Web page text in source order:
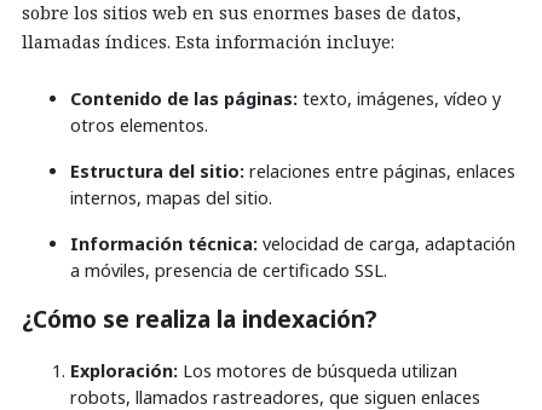
sobre los sitios web en sus enormes bases de datos,
llamadas índices. Esta información incluye:
Contenido de las páginas: texto, imágenes, vídeo y
otros elementos.
Estructura del sitio: relaciones entre páginas, enlaces
internos, mapas del sitio.
Información técnica: velocidad de carga, adaptación
a móviles, presencia de certificado SSL.
¿Cómo se realiza la indexación?
Exploración: Los motores de búsqueda utilizan
robots, llamados rastreadores, que siguen enlaces